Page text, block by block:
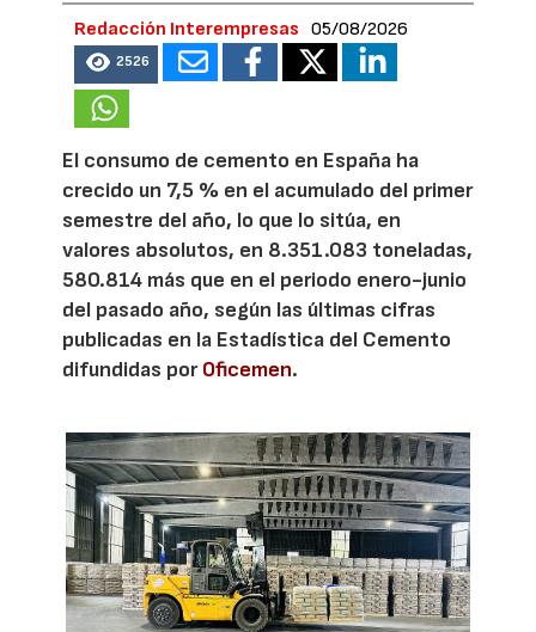
Redacción Interempresas 05/08/2026
2526
El consumo de cemento en España ha
crecido un 7,5 % en el acumulado del primer
semestre del año, lo que lo sitúa, en
valores absolutos, en 8.351.083 toneladas,
580.814 más que en el periodo enero-junio
del pasado año, según las últimas cifras
publicadas en la Estadística del Cemento
difundidas porOficemen.